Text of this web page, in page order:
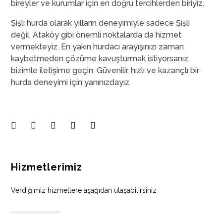
bireyler ve kurumlar için en doğru tercihlerden biriyiz.
Şişli hurda olarak yılların deneyimiyle sadece Şişli
değil, Ataköy gibi önemli noktalarda da hizmet
vermekteyiz. En yakın hurdacı arayışınızı zaman
kaybetmeden çözüme kavuşturmak istiyorsanız,
bizimle iletişime geçin. Güvenilir, hızlı ve kazançlı bir
hurda deneyimi için yanınızdayız.
Hizmetlerimiz
Verdiğimiz hizmetlere aşağıdan ulaşabilirsiniz